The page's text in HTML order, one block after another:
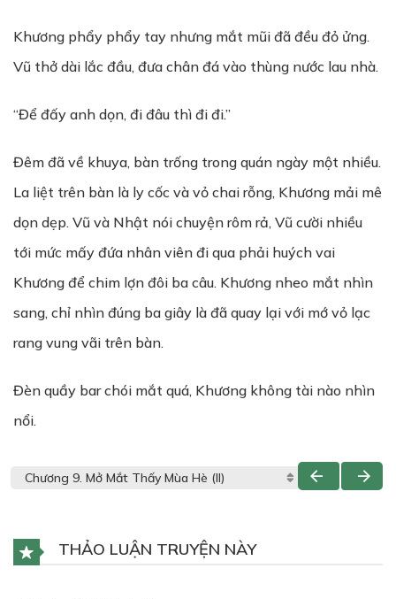
Khương phẩy phẩy tay nhưng mắt mũi đã đều đỏ ửng.
Vũ thở dài lắc đầu, đưa chân đá vào thùng nước lau nhà.
“Để đấy anh dọn, đi đâu thì đi đi.”
Đêm đã về khuya, bàn trống trong quán ngày một nhiều.
La liệt trên bàn là ly cốc và vỏ chai rỗng, Khương mải mê
dọn dẹp. Vũ và Nhật nói chuyện rôm rả, Vũ cười nhiều
tới mức mấy đứa nhân viên đi qua phải huých vai
Khương để chim lợn đôi ba câu. Khương nheo mắt nhìn
sang, chỉ nhìn đúng ba giây là đã quay lại với mớ vỏ lạc
rang vung vãi trên bàn.
Đèn quầy bar chói mắt quá, Khương không tài nào nhìn
nổi.
THẢO LUẬN TRUYỆN NÀY